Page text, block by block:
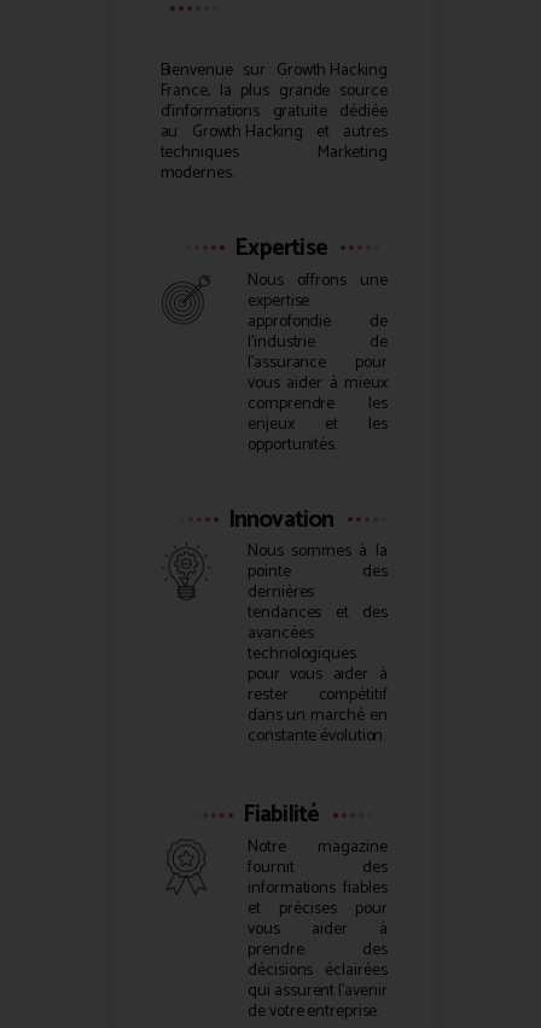
Bienvenue sur Growth Hacking
France, la plus grande source
d’informations gratuite dédiée
au Growth Hacking et autres
techniques Marketing
modernes.
Expertise
Nous offrons une
expertise
approfondie de
l’industrie de
l’assurance pour
vous aider à mieux
comprendre les
enjeux et les
opportunités.
Innovation
Nous sommes à la
pointe des
dernières
tendances et des
avancées
technologiques
pour vous aider à
rester compétitif
dans un marché en
constante évolution.
Fiabilité
Notre magazine
fournit des
informations fiables
et précises pour
vous aider à
prendre des
décisions éclairées
qui assurent l’avenir
de votre entreprise.